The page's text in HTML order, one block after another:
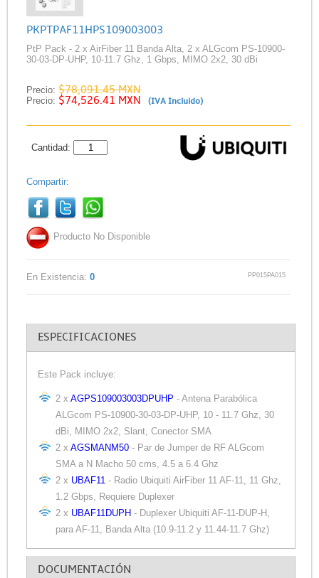
PKPTPAF11HPS109003003
PtP Pack - 2 x AirFiber 11 Banda Alta, 2 x ALGcom PS-10900-
30-03-DP-UHP, 10-11.7 Ghz, 1 Gbps, MIMO 2x2, 30 dBi
Precio: $78,091.45 MXN
Precio: $74,526.41 MXN (IVA Incluido)
Cantidad:
Compartir:
Producto No Disponible
En Existencia: 0 PP015PA015
ESPECIFICACIONES
Este Pack incluye:
2 x AGPS109003003DPUHP - Antena Parabólica
ALGcom PS-10900-30-03-DP-UHP, 10 - 11.7 Ghz, 30
dBi, MIMO 2x2, Slant, Conector SMA
2 x AGSMANM50- Par de Jumper de RF ALGcom
SMA a N Macho 50 cms, 4.5 a 6.4 Ghz
2 x UBAF11- Radio Ubiquiti AirFiber 11 AF-11, 11 Ghz,
1.2 Gbps, Requiere Duplexer
2 x UBAF11DUPH - Duplexer Ubiquiti AF-11-DUP-H,
para AF-11, Banda Alta (10.9-11.2 y 11.44-11.7 Ghz)
DOCUMENTACIÓN